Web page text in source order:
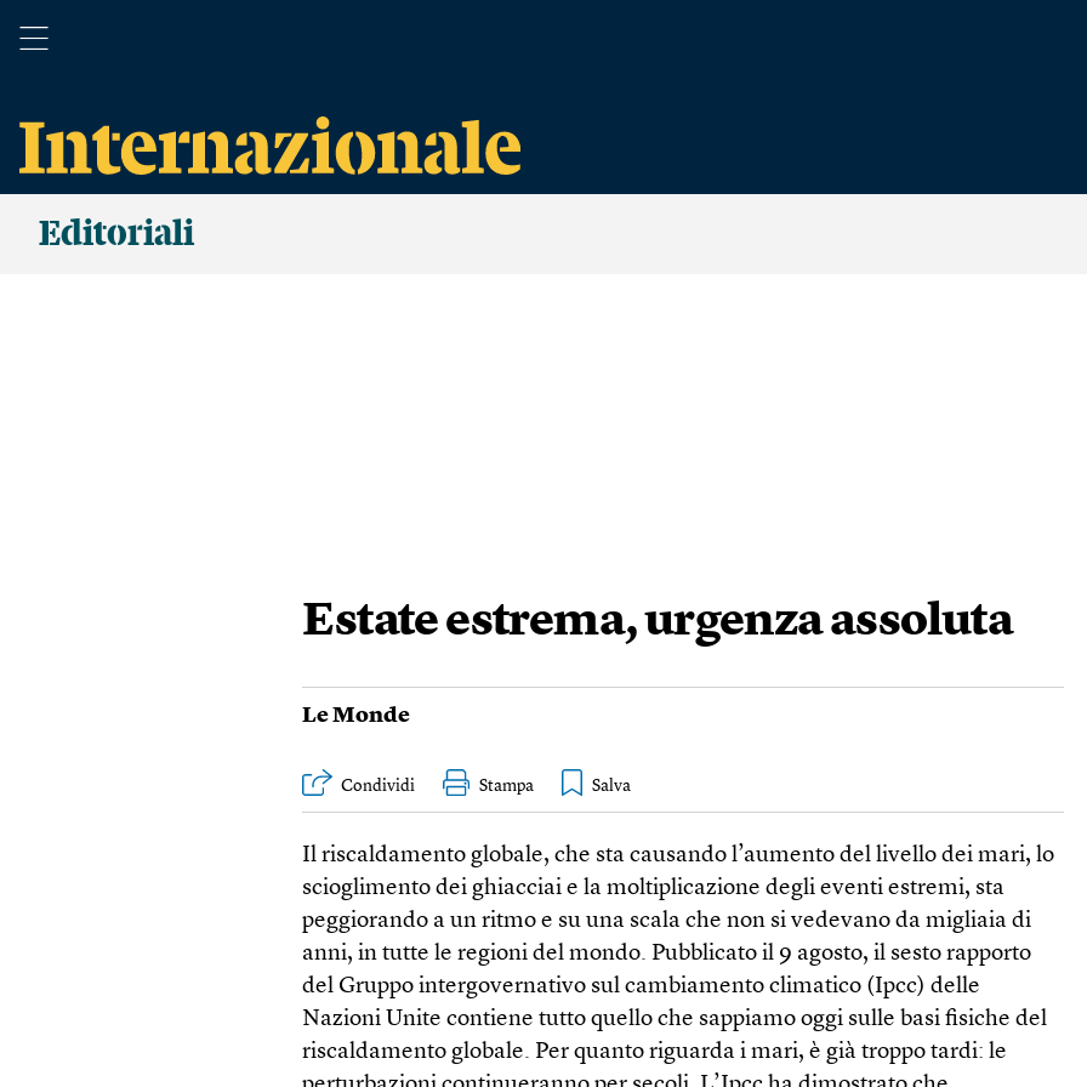
Editoriali
Estate estrema, urgenza assoluta
Le Monde
Condividi Stampa
Il riscaldamento globale, che sta causando l’aumento del livello dei mari, lo
scioglimento dei ghiacciai e la moltiplicazione degli eventi estremi, sta
peggiorando a un ritmo e su una scala che non si vedevano da migliaia di
anni, in tutte le regioni del mondo. Pubblicato il 9 agosto, il sesto rapporto
del Gruppo intergovernativo sul cambiamento climatico (Ipcc) delle
Nazioni Unite contiene tutto quello che sappiamo oggi sulle basi fisiche del
riscaldamento globale. Per quanto riguarda i mari, è già troppo tardi: le